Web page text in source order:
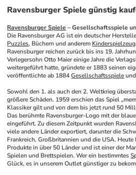
Ravensburger Spiele günstig
Ravensburger Spiele – Gesellschaftsspiele
Puzzles, Büchern und anderem Kinderspielzeug
Ravensburger reichen zurück bis ins 19.
Verlegersohn Otto Maier einige Jahre die
weitergeführt hatte, gründete er 1883 seinen
veröffentlichte ab 1884 Gesellschaftsspiele und
Sowohl den 1. als auch den 2. Weltkrieg
größere Schäden. 1959 erschien das Spiel
Klassiker gilt und von dem bis jetzt rund 50
Das berühmte Ravensburger-Logo mit der
eingeführt. Zu diesem Zeitpunkt wurden
viele andere Länder exportiert, darunter die
Frankreich, Großbritannien und die USA. Heute
Produkte in über 50 Länder und ist einer der
Spielen und Brettspielen. Wer ein bestimmtes
Glück, es in unserem Outlet günstiger zu